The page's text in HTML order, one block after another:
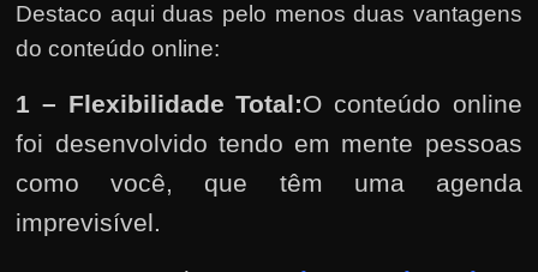
Destaco aqui duas pelo menos duas vantagens
do conteúdo online:
1 – Flexibilidade Total:O conteúdo online
foi desenvolvido tendo em mente pessoas
como você, que têm uma agenda
imprevisível.